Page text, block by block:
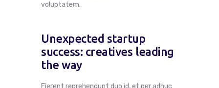
voluptatem.
Unexpected startup
success: creatives leading
the way
Fierent reprehendunt duo id, et per adhuc